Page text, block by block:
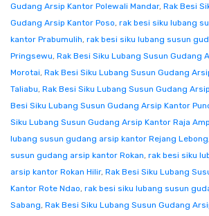
Gudang Arsip Kantor Polewali Mandar, Rak Besi
Gudang Arsip Kantor Poso, rak besi siku lubang
kantor Prabumulih, rak besi siku lubang susun
Pringsewu, Rak Besi Siku Lubang Susun Gudang
Morotai, Rak Besi Siku Lubang Susun Gudang
Taliabu, Rak Besi Siku Lubang Susun Gudang
Besi Siku Lubang Susun Gudang Arsip Kantor
Siku Lubang Susun Gudang Arsip Kantor Raja
lubang susun gudang arsip kantor Rejang Lebong
susun gudang arsip kantor Rokan, rak besi siku
arsip kantor Rokan Hilir, Rak Besi Siku Lubang
Kantor Rote Ndao, rak besi siku lubang susun
Sabang, Rak Besi Siku Lubang Susun Gudang